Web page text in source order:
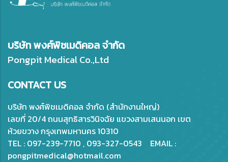
บริษัท พงศ์พิชเมดิคอล จำกัด
Pongpit Medical Co.,Ltd
CONTACT US
บริษัท พงศ์พิชเมดิคอล จำกัด (สำนักงานใหญ่)
เลขที่ 20/4 ถนนสุทธิสารวินิจฉัย แขวงสามเสนนอก เขต
ห้วยขวาง กรุงเทพมหานคร 10310
TEL : 097-239-7710 , 093-327-0543 EMAIL :
pongpitmedical@hotmail.com